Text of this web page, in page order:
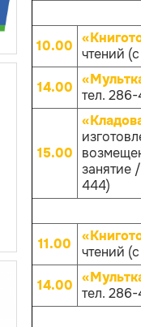
10.00 чтений
14.00 тел.
15.00
занятие
444)
11.00
чтений
14.00 тел.